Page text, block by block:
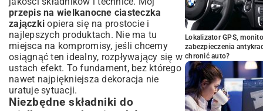
przepis na wielkanocne ciasteczka
zajączki opiera się na prostocie i
najlepszych produktach. Nie ma tu
miejsca na kompromisy, jeśli chcemy
osiągnąć ten idealny, rozpływający się w
ustach efekt. To fundament, bez którego
nawet najpiękniejsza dekoracja nie
uratuje sytuacji.
Niezbędne składniki do
Lokalizator GPS,
zabezpieczenia
chronić auto?